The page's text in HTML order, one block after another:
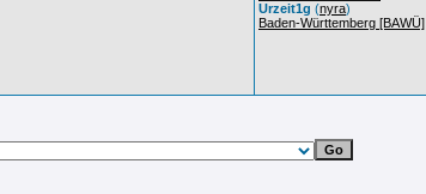
Urzeit1g (nyra)
Baden-Württemberg [BAWÜ]